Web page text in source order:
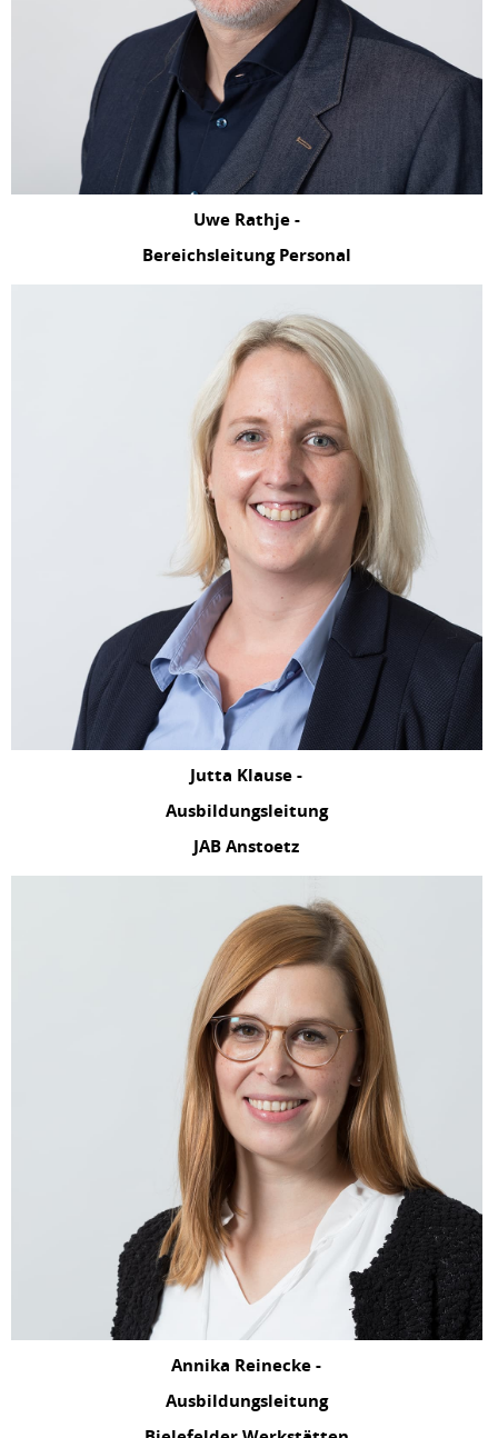
Uwe Rathje -
Bereichsleitung Personal
Jutta Klause -
Ausbildungsleitung
JAB Anstoetz
Annika Reinecke -
Ausbildungsleitung